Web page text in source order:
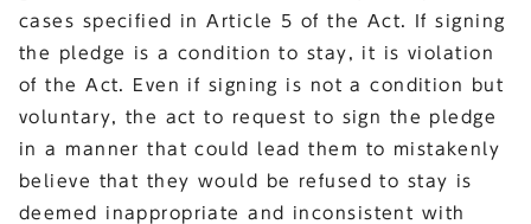
cases specified in Article 5 of the Act. If signing
the pledge is a condition to stay, it is violation
of the Act. Even if signing is not a condition but
voluntary, the act to request to sign the pledge
in a manner that could lead them to mistakenly
believe that they would be refused to stay is
deemed inappropriate and inconsistent with